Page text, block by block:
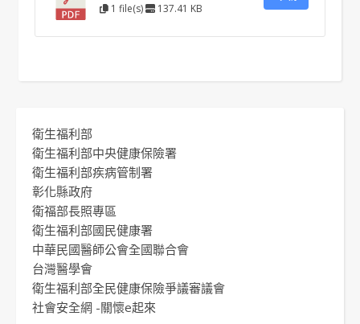
1 file(s) 137.41 KB
衛生福利部
衛生福利部中央健康保險署
衛生福利部疾病管制署
彰化縣政府
衛福部長照專區
衛生福利部國民健康署
中華民國醫師公會全國聯合會
台灣醫學會
衛生福利部全民健康保險爭議審議會
社會安全網 -關懷e起來